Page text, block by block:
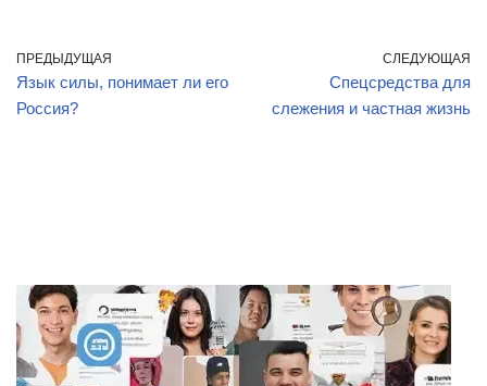
ПРЕДЫДУЩАЯ
Язык силы, понимает ли его
Россия?
СЛЕДУЮЩАЯ
Спецсредства для
слежения и частная жизнь